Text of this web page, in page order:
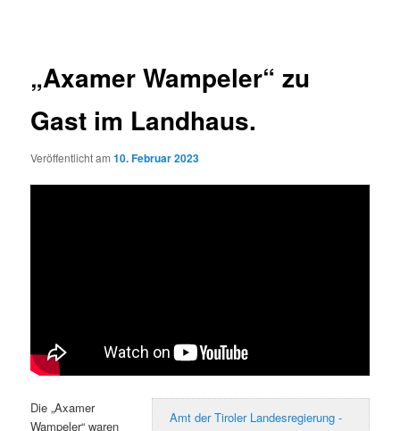
„Axamer Wampeler“ zu
Gast im Landhaus.
Veröffentlicht am10. Februar 2023
Amt der Tiroler Landesregierung -
Die „Axamer
Wampeler“ waren